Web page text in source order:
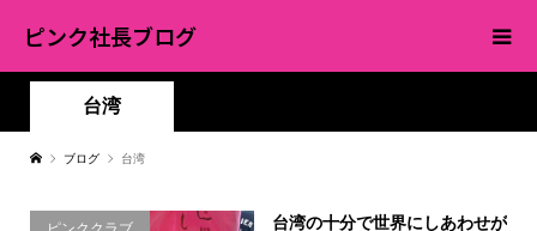
ピンク社長ブログ
台湾
ブログ 台湾
台湾の十分で世界にしあわせが